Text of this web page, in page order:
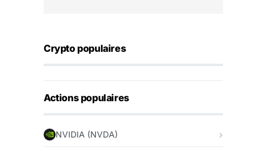
Crypto populaires
Actions populaires
NVIDIA (NVDA)